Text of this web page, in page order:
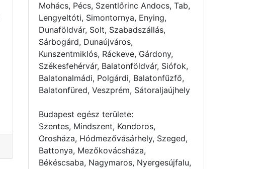
Mohács, Pécs, Szentlőrinc Andocs, Tab,
Lengyeltóti, Simontornya, Enying,
Dunaföldvár, Solt, Szabadszállás,
Sárbogárd, Dunaújváros,
Kunszentmiklós, Ráckeve, Gárdony,
Székesfehérvár, Balatonföldvár, Siófok,
Balatonalmádi, Polgárdi, Balatonfűzfő,
Balatonfüred, Veszprém, Sátoraljaújhely
Budapest egész területe:
Szentes, Mindszent, Kondoros,
Orosháza, Hódmezővásárhely, Szeged,
Battonya, Mezőkovácsháza,
Békéscsaba, Nagymaros, Nyergesújfalu,